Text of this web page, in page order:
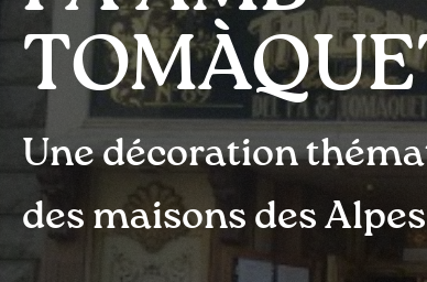
Une décoration
des maisons des